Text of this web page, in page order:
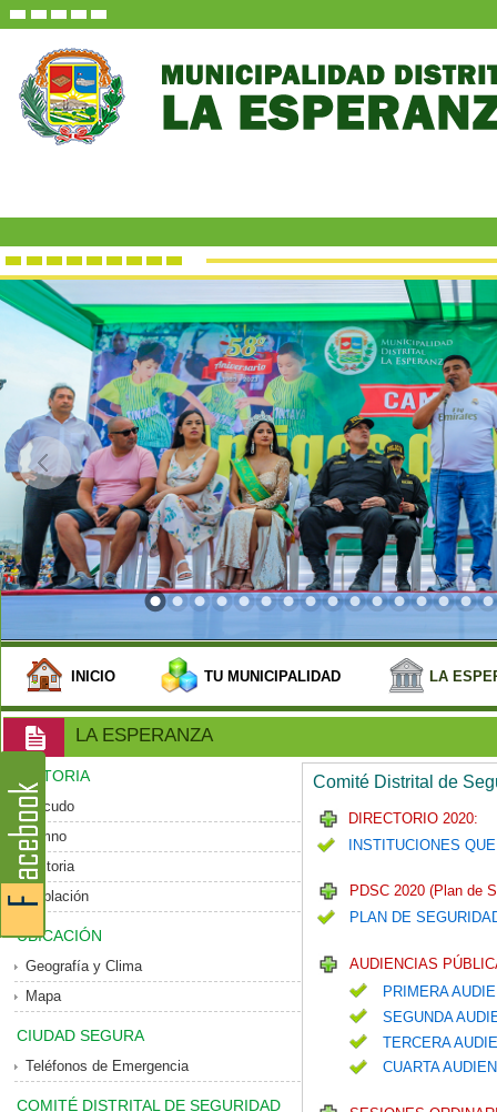
INICIO TU MUNICIPALIDAD LA
LA ESPERANZA
HISTORIA
Escudo
Himno
Historia
Población
UBICACIÓN
Geografía y Clima
Mapa
CIUDAD SEGURA
Teléfonos de Emergencia
COMITÉ DISTRITAL DE SEGURIDAD
Comité Distrital de
DIRECTORIO 2020:
INSTITUCIONES
PDSC 2020 (Plan de
PLAN DE
AUDIENCIAS
PRIMERA
SEGUNDA
TERCERA
CUARTA